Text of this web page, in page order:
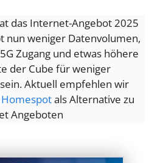
das Internet-Angebot 2025
nun weniger Datenvolumen,
Zugang und etwas höhere
der Cube für weniger
Aktuell empfehlen wir
Homespotals Alternative zu
Angeboten